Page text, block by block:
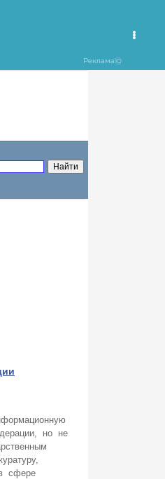
но не
сфере